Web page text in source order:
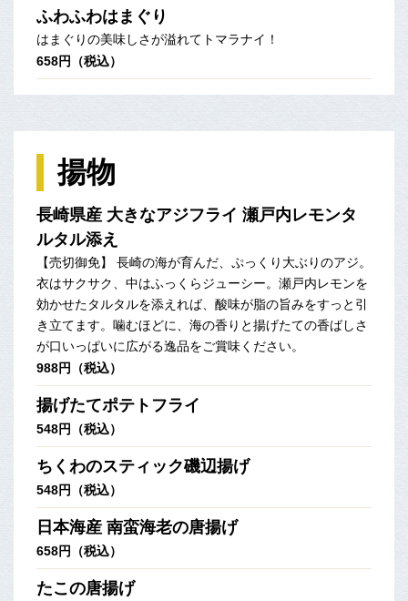
ふわふわはまぐり
はまぐりの美味しさが溢れてトマラナイ！
658円（税込）
揚物
長崎県産 大きなアジフライ 瀬戸内レモンタ
ルタル添え
【売切御免】 長崎の海が育んだ、ぷっくり大ぶりのアジ。
衣はサクサク、中はふっくらジューシー。瀬戸内レモンを
効かせたタルタルを添えれば、酸味が脂の旨みをすっと引
き立てます。噛むほどに、海の香りと揚げたての香ばしさ
が口いっぱいに広がる逸品をご賞味ください。
988円（税込）
揚げたてポテトフライ
548円（税込）
ちくわのスティック磯辺揚げ
548円（税込）
日本海産 南蛮海老の唐揚げ
658円（税込）
たこの唐揚げ